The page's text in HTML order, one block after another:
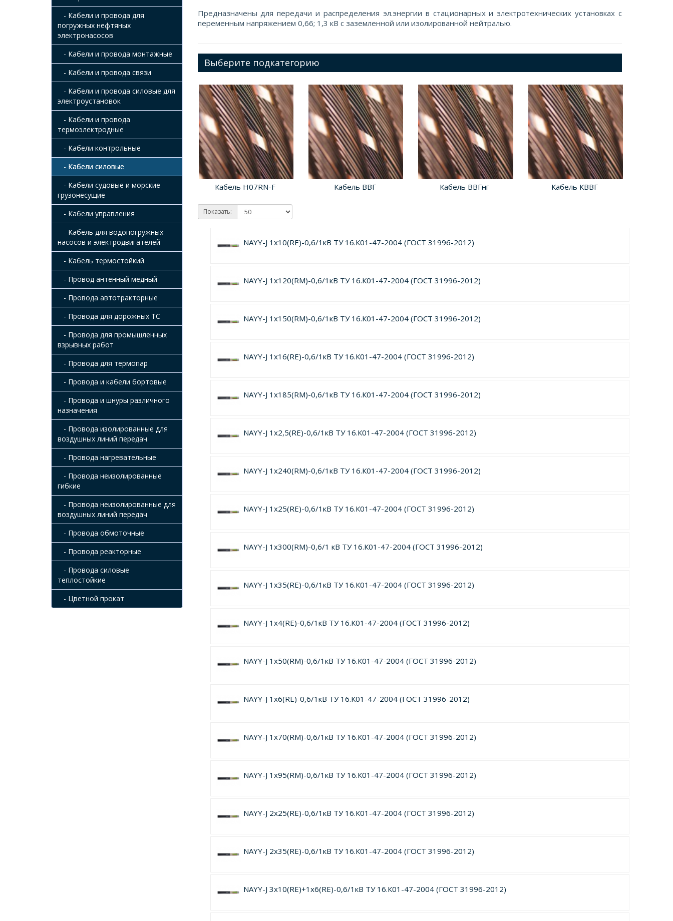
- Кабели и провода для
погружных нефтяных
электронасосов
- Кабели и провода монтажные
- Кабели и провода связи
- Кабели и провода силовые для
электроустановок
- Кабели и провода
термоэлектродные
- Кабели контрольные
- Кабели силовые
- Кабели судовые и морские
грузонесущие
- Кабели управления
- Кабель для водопогружных
насосов и электродвигателей
- Кабель термостойкий
- Провод антенный медный
- Провода автотракторные
- Провода для дорожных ТС
- Провода для промышленных
взрывных работ
- Провода для термопар
- Провода и кабели бортовые
- Провода и шнуры различного
назначения
- Провода изолированные для
воздушных линий передач
- Провода нагревательные
- Провода неизолированные
гибкие
- Провода неизолированные для
воздушных линий передач
- Провода обмоточные
- Провода реакторные
- Провода силовые
теплостойкие
- Цветной прокат
Предназначены для передачи и распределения эл.энергии в стационарных и электротехнических установках с
переменным напряжением 0,66; 1,3 кВ с заземленной или изолированной нейтралью.
Выберите подкатегорию
Кабель H07RN-F Кабель ВВГ Кабель ВВГнг Кабель КВВГ
Показать:
NAYY-J 1х10(RE)-0,6/1кВ ТУ 16.К01-47-2004 (ГОСТ 31996-2012)
NAYY-J 1х120(RM)-0,6/1кВ ТУ 16.К01-47-2004 (ГОСТ 31996-2012)
NAYY-J 1х150(RM)-0,6/1кВ ТУ 16.К01-47-2004 (ГОСТ 31996-2012)
NAYY-J 1х16(RE)-0,6/1кВ ТУ 16.К01-47-2004 (ГОСТ 31996-2012)
NAYY-J 1х185(RM)-0,6/1кВ ТУ 16.К01-47-2004 (ГОСТ 31996-2012)
NAYY-J 1х2,5(RE)-0,6/1кВ ТУ 16.К01-47-2004 (ГОСТ 31996-2012)
NAYY-J 1х240(RM)-0,6/1кВ ТУ 16.К01-47-2004 (ГОСТ 31996-2012)
NAYY-J 1х25(RE)-0,6/1кВ ТУ 16.К01-47-2004 (ГОСТ 31996-2012)
NAYY-J 1х300(RM)-0,6/1 кВ ТУ 16.К01-47-2004 (ГОСТ 31996-2012)
NAYY-J 1х35(RE)-0,6/1кВ ТУ 16.К01-47-2004 (ГОСТ 31996-2012)
NAYY-J 1х4(RE)-0,6/1кВ ТУ 16.К01-47-2004 (ГОСТ 31996-2012)
NAYY-J 1х50(RM)-0,6/1кВ ТУ 16.К01-47-2004 (ГОСТ 31996-2012)
NAYY-J 1х6(RE)-0,6/1кВ ТУ 16.К01-47-2004 (ГОСТ 31996-2012)
NAYY-J 1х70(RM)-0,6/1кВ ТУ 16.К01-47-2004 (ГОСТ 31996-2012)
NAYY-J 1х95(RM)-0,6/1кВ ТУ 16.К01-47-2004 (ГОСТ 31996-2012)
NAYY-J 2х25(RE)-0,6/1кВ ТУ 16.К01-47-2004 (ГОСТ 31996-2012)
NAYY-J 2х35(RE)-0,6/1кВ ТУ 16.К01-47-2004 (ГОСТ 31996-2012)
NAYY-J 3х10(RE)+1х6(RE)-0,6/1кВ ТУ 16.К01-47-2004 (ГОСТ 31996-2012)